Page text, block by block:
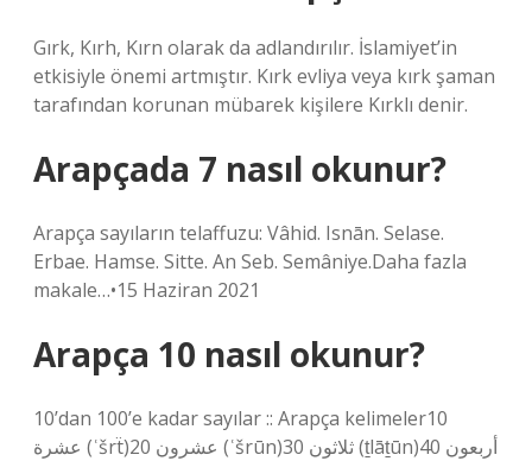
Gırk, Kırh, Kırn olarak da adlandırılır. İslamiyet’in
etkisiyle önemi artmıştır. Kırk evliya veya kırk şaman
tarafından korunan mübarek kişilere Kırklı denir.
Arapçada 7 nasıl okunur?
Arapça sayıların telaffuzu: Vâhid. Isnān. Selase.
Erbae. Hamse. Sitte. An Seb. Semâniye.Daha fazla
makale…•15 Haziran 2021
Arapça 10 nasıl okunur?
10’dan 100’e kadar sayılar :: Arapça kelimeler10
عشرة (ʿšrẗ)20 عشرون (ʿšrūn)30 ثلاثون (ṯlāṯūn)40 أربعون